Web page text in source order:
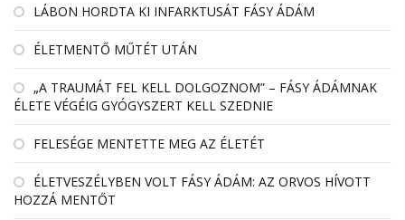
LÁBON HORDTA KI INFARKTUSÁT FÁSY ÁDÁM
ÉLETMENTŐ MŰTÉT UTÁN
„A TRAUMÁT FEL KELL DOLGOZNOM” – FÁSY ÁDÁMNAK
ÉLETE VÉGÉIG GYÓGYSZERT KELL SZEDNIE
FELESÉGE MENTETTE MEG AZ ÉLETÉT
ÉLETVESZÉLYBEN VOLT FÁSY ÁDÁM: AZ ORVOS HÍVOTT
HOZZÁ MENTŐT